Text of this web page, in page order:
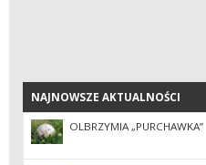
NAJNOWSZE AKTUALNOŚCI
NAJNOWSZE AKTUALNOŚCI
OLBRZYMIA „PURCHAWKA”